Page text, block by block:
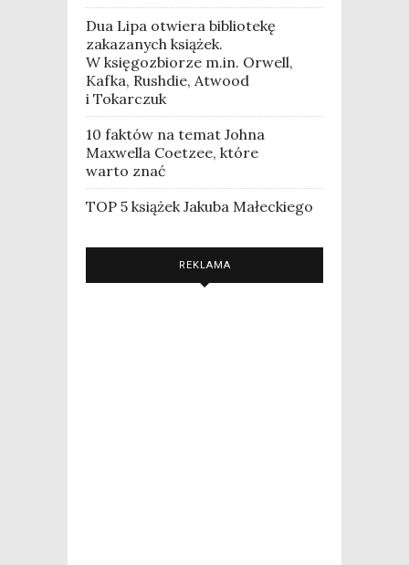
Dua Lipa otwiera bibliotekę
zakazanych książek.
W księgozbiorze m.in. Orwell,
Kafka, Rushdie, Atwood
i Tokarczuk
10 faktów na temat Johna
Maxwella Coetzee, które
warto znać
TOP 5 książek Jakuba Małeckiego
REKLAMA